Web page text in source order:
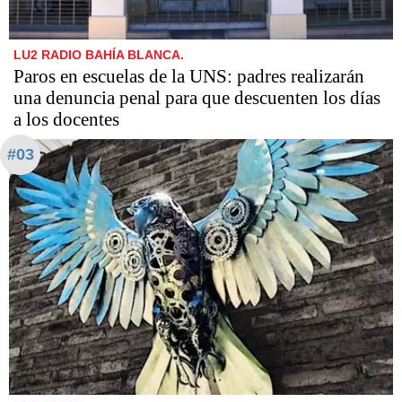
LU2 RADIO BAHÍA BLANCA.
Paros en escuelas de la UNS: padres realizarán
una denuncia penal para que descuenten los días
a los docentes
#03